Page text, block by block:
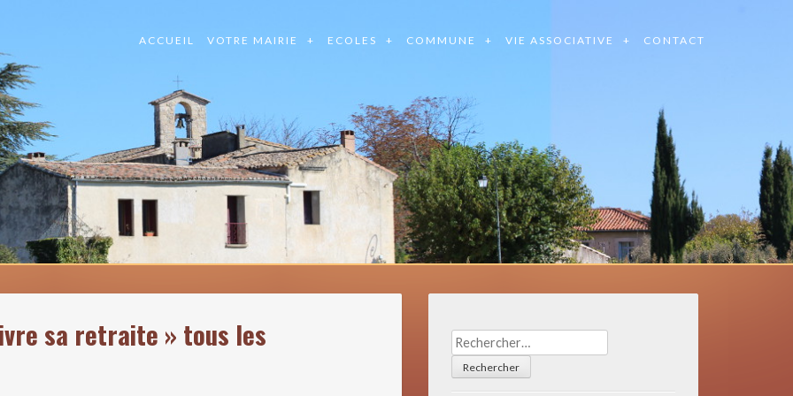
ACCUEIL VOTRE MAIRIE ECOLES COMMUNE VIE ASSOCIATIVE CONTACT
sa retraite » tous les
Rechercher :